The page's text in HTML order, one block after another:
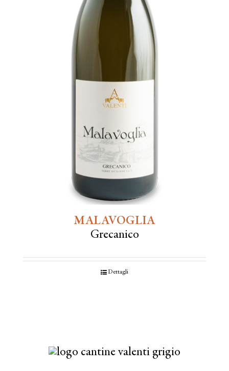
MALAVOGLIA
Grecanico
Dettagli